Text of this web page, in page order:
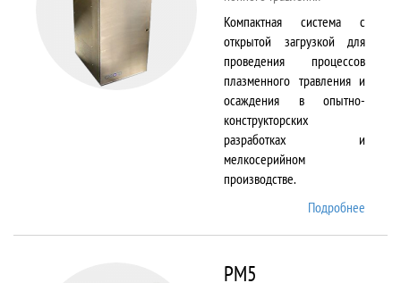
Компактная система с
открытой загрузкой для
проведения процессов
плазменного травления и
осаждения в опытно-
конструкторских
разработках и
мелкосерийном
производстве.
Подробнее
PM5